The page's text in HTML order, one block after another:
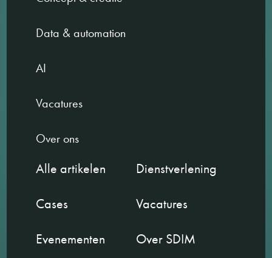
Data & automation
AI
Vacatures
Over ons
Alle artikelen
Dienstverlening
Cases
Vacatures
Evenementen
Over SDIM